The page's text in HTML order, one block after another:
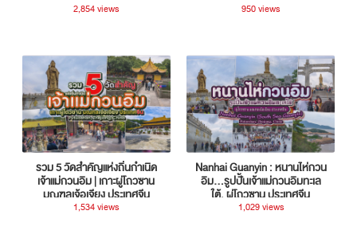
2,854 views 950 views
รวม 5 วัดสำคัญแห่งถิ่นกำเนิด
เจ้าแม่กวนอิม | เกาะผู่โถวซาน
มณฑลเจ้อเจียง ประเทศจีน
1,534 views
Nanhai Guanyin : หนานไห่กวน
อิม...รูปปั้นเจ้าแม่กวนอิมทะเล
ใต้, ผู่โถวซาน ประเทศจีน
1,029 views